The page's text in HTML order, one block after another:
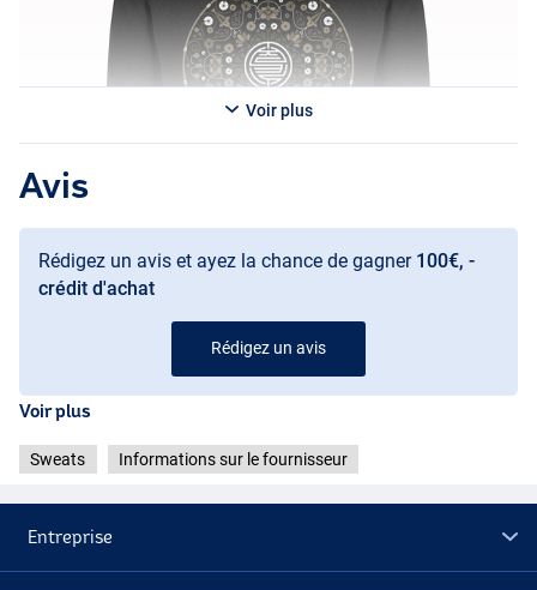
Voir plus
Avis
Rédigez un avis et ayez la chance de gagner 100€, -
crédit d'achat
Rédigez un avis
Voir plus
Sweats Informations sur le fournisseur
Entreprise